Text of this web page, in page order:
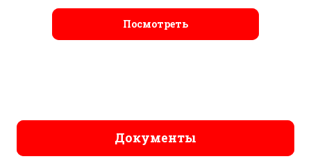
Посмотреть
Документы